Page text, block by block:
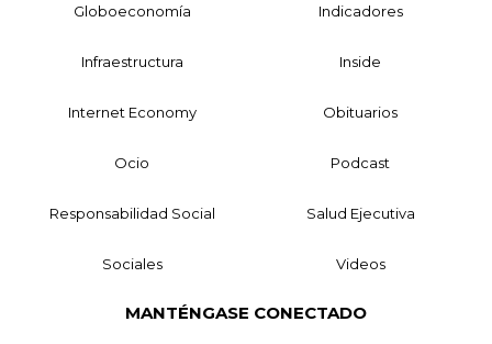
Globoeconomía Indicadores
Infraestructura Inside
Internet Economy Obituarios
Ocio Podcast
Responsabilidad Social Salud Ejecutiva
Sociales Videos
MANTÉNGASE CONECTADO